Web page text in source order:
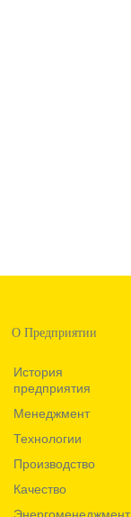
О Предприятии
История
предприятия
Менеджмент
Технологии
Производство
Качество